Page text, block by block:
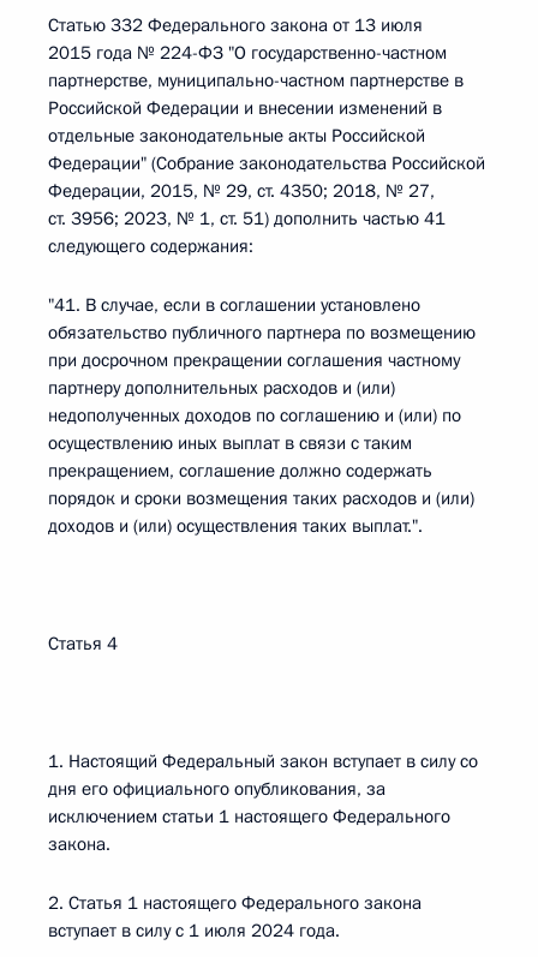
Статью 332 Федерального закона от 13 июля
2015 года № 224-ФЗ "О государственно-частном
партнерстве, муниципально-частном партнерстве в
Российской Федерации и внесении изменений в
отдельные законодательные акты Российской
Федерации" (Собрание законодательства Российской
Федерации, 2015, № 29, ст. 4350; 2018, № 27,
ст. 3956; 2023, № 1, ст. 51) дополнить частью 41
следующего содержания:
"41. В случае, если в соглашении установлено
обязательство публичного партнера по возмещению
при досрочном прекращении соглашения частному
партнеру дополнительных расходов и (или)
недополученных доходов по соглашению и (или) по
осуществлению иных выплат в связи с таким
прекращением, соглашение должно содержать
порядок и сроки возмещения таких расходов и (или)
доходов и (или) осуществления таких выплат.".
Статья 4
1. Настоящий Федеральный закон вступает в силу со
дня его официального опубликования, за
исключением статьи 1 настоящего Федерального
закона.
2. Статья 1 настоящего Федерального закона
вступает в силу с 1 июля 2024 года.